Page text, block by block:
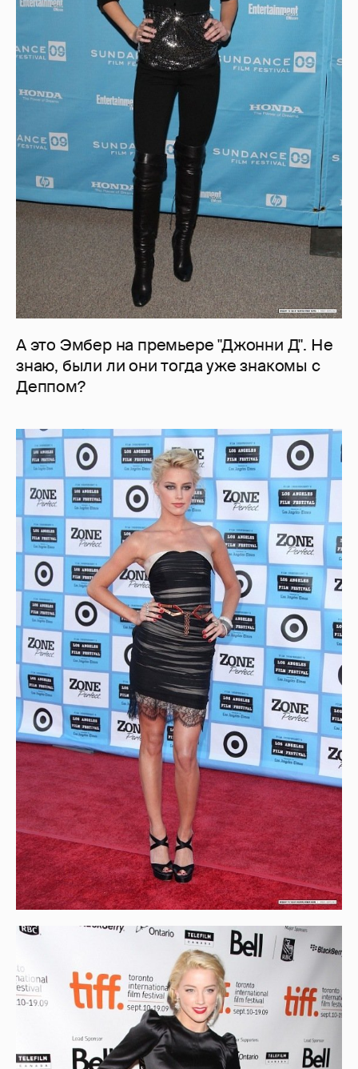
А это Эмбер на премьере "Джонни Д". Не
знаю, были ли они тогда уже знакомы с
Деппом?